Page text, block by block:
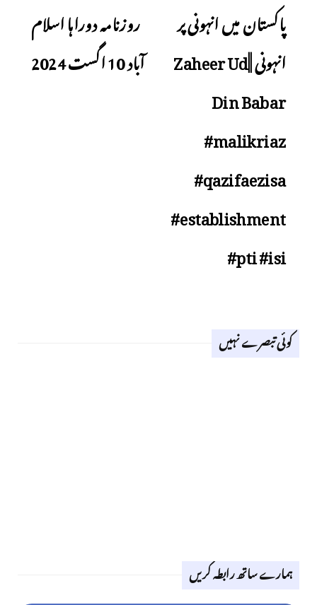
پاکستان میں انہونی پر
انہونی ||Zaheer Ud
Din Babar
#malikriaz
#qazifaezisa
#establishment
#pti #isi
روزنامہ دوراہا اسلام
آباد 10 اگست 2024
کوئی تبصرے نہیں
ہمارے ساتھ رابطہ کریں